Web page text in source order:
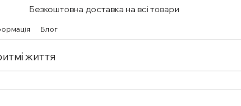
Безкоштовна доставка на всі товари
Блог
життя